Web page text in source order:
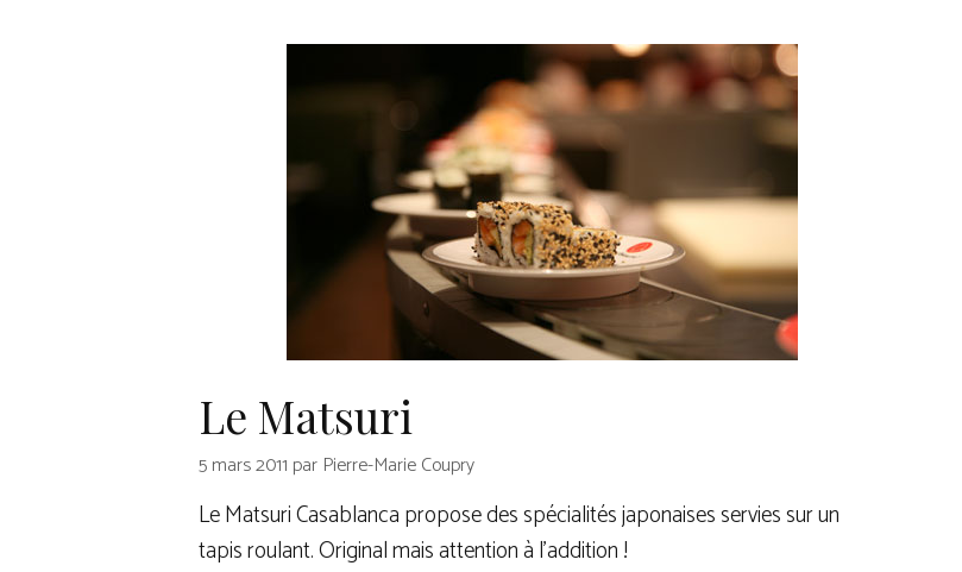
Le Matsuri
5 mars 2011 par Pierre-Marie Coupry
Le Matsuri Casablanca propose des spécialités japonaises servies sur un
tapis roulant. Original mais attention à l’addition !